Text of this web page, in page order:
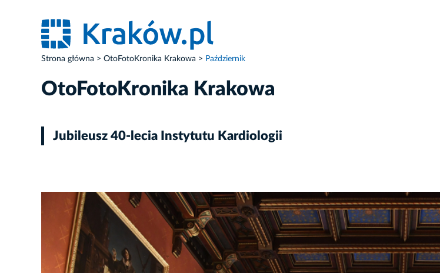
Strona główna OtoFotoKronika Krakowa Październik
OtoFotoKronika Krakowa
Jubileusz 40-lecia Instytutu Kardiologii